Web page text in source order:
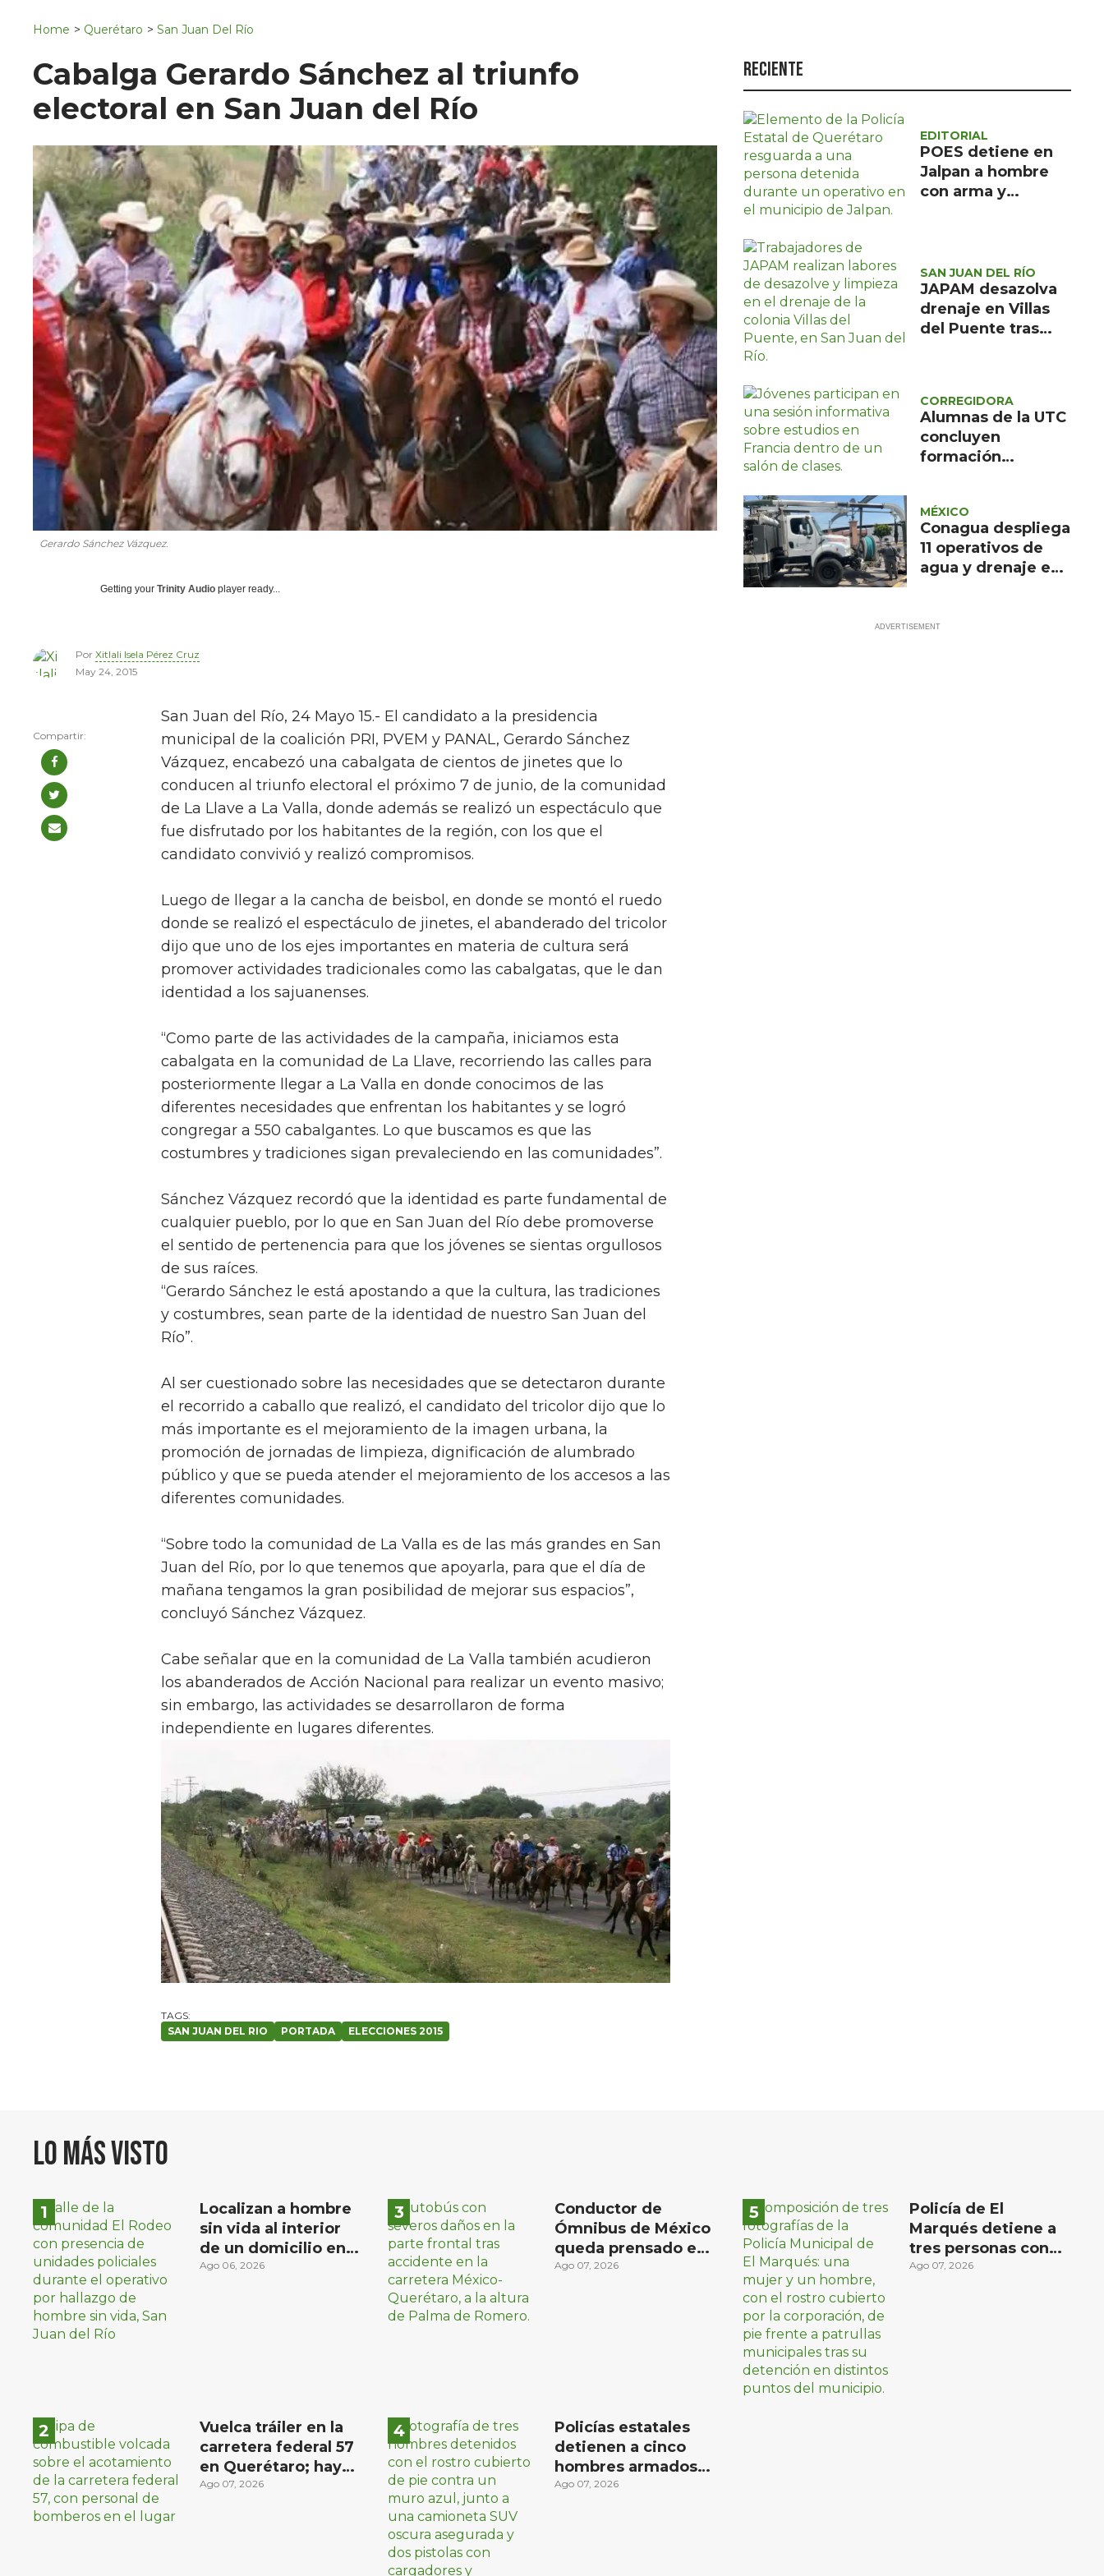
Política
Turismo
Asuntos Sociales
Estilo de vida
Opinión
Home > Querétaro > San Juan Del Río
Cabalga Gerardo Sánchez al triunfo
electoral en San Juan del Río
Gerardo Sánchez Vázquez.
Getting your Trinity Audio player ready...
Por Xitlali Isela Pérez Cruz
May 24, 2015
San Juan del Río, 24 Mayo 15.- El candidato a la presidencia
municipal de la coalición PRI, PVEM y PANAL, Gerardo Sánchez
Vázquez, encabezó una cabalgata de cientos de jinetes que lo
conducen al triunfo electoral el próximo 7 de junio, de la comunidad
de La Llave a La Valla, donde además se realizó un espectáculo que
fue disfrutado por los habitantes de la región, con los que el
candidato convivió y realizó compromisos.
Luego de llegar a la cancha de beisbol, en donde se montó el ruedo
donde se realizó el espectáculo de jinetes, el abanderado del tricolor
dijo que uno de los ejes importantes en materia de cultura será
promover actividades tradicionales como las cabalgatas, que le dan
identidad a los sajuanenses.
“Como parte de las actividades de la campaña, iniciamos esta
cabalgata en la comunidad de La Llave, recorriendo las calles para
posteriormente llegar a La Valla en donde conocimos de las
diferentes necesidades que enfrentan los habitantes y se logró
congregar a 550 cabalgantes. Lo que buscamos es que las
costumbres y tradiciones sigan prevaleciendo en las comunidades”.
Sánchez Vázquez recordó que la identidad es parte fundamental de
cualquier pueblo, por lo que en San Juan del Río debe promoverse
el sentido de pertenencia para que los jóvenes se sientas orgullosos
de sus raíces.
“Gerardo Sánchez le está apostando a que la cultura, las tradiciones
y costumbres, sean parte de la identidad de nuestro San Juan del
Río”.
Al ser cuestionado sobre las necesidades que se detectaron durante
el recorrido a caballo que realizó, el candidato del tricolor dijo que lo
más importante es el mejoramiento de la imagen urbana, la
promoción de jornadas de limpieza, dignificación de alumbrado
público y que se pueda atender el mejoramiento de los accesos a las
diferentes comunidades.
“Sobre todo la comunidad de La Valla es de las más grandes en San
Juan del Río, por lo que tenemos que apoyarla, para que el día de
mañana tengamos la gran posibilidad de mejorar sus espacios”,
concluyó Sánchez Vázquez.
Cabe señalar que en la comunidad de La Valla también acudieron
los abanderados de Acción Nacional para realizar un evento masivo;
sin embargo, las actividades se desarrollaron de forma
independiente en lugares diferentes.
SAN JUAN DEL RIO PORTADA ELECCIONES 2015
Reciente
EDITORIAL
POES detiene en
Jalpan a hombre
con arma y
SAN JUAN DEL RÍO
JAPAM desazolva
drenaje en Villas
del Puente tras
CORREGIDORA
Alumnas de la UTC
concluyen
formación
MÉXICO
Conagua despliega
11 operativos de
agua y drenaje en
Lo más visto
Localizan a hombre
sin vida al interior
de un domicilio en
la comunidad El
Ago 06, 2026
Vuelca tráiler en la
carretera federal 57
en Querétaro; hay
derrame de
Ago 07, 2026
Conductor de
Ómnibus de México
queda prensado en
choque con
Ago 07, 2026
Policías estatales
detienen a cinco
hombres armados
en Puebla capital
Ago 07, 2026
Policía de El
Marqués detiene a
tres personas con
distintos narcóticos
Ago 07, 2026